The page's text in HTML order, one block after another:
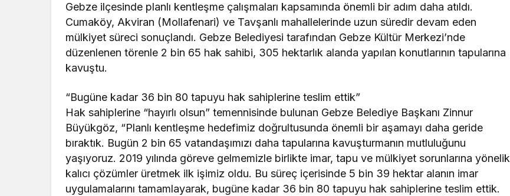
Gebze ilçesinde planlı kentleşme çalışmaları kapsamında önemli bir adım daha atıldı.
Cumaköy, Akviran (Mollafenari) ve Tavşanlı mahallelerinde uzun süredir devam eden
mülkiyet süreci sonuçlandı. Gebze Belediyesi tarafından Gebze Kültür Merkezi’nde
düzenlenen törenle 2 bin 65 hak sahibi, 305 hektarlık alanda yapılan konutlarının tapularına
kavuştu.
“Bugüne kadar 36 bin 80 tapuyu hak sahiplerine teslim ettik”
Hak sahiplerine “hayırlı olsun” temennisinde bulunan Gebze Belediye Başkanı Zinnur
Büyükgöz, “Planlı kentleşme hedefimiz doğrultusunda önemli bir aşamayı daha geride
bıraktık. Bugün 2 bin 65 vatandaşımızı daha tapularına kavuşturmanın mutluluğunu
yaşıyoruz. 2019 yılında göreve gelmemizle birlikte imar, tapu ve mülkiyet sorunlarına yönelik
kalıcı çözümler üretmek ilk işimiz oldu. Bu süreç içerisinde 5 bin 39 hektar alanın imar
uygulamalarını tamamlayarak, bugüne kadar 36 bin 80 tapuyu hak sahiplerine teslim ettik.